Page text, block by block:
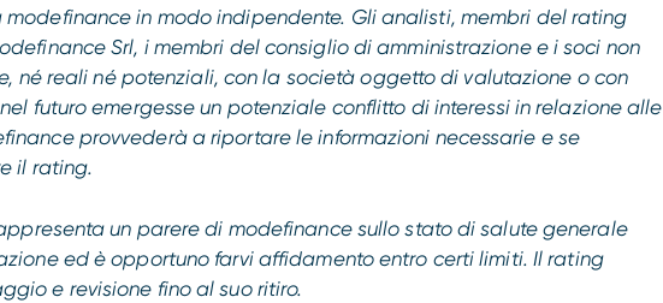
in modo indipendente. Gli analisti, membri del rating
Srl, i membri del consiglio di amministrazione e i soci non
né reali né potenziali, con la società oggetto di valutazione o con
futuro emergesse un potenziale conflitto di interessi in relazione alle
provvederà a riportare le informazioni necessarie e se
il rating.
un parere di modefinance sullo stato di salute generale
ed è opportuno farvi affidamento entro certi limiti. Il rating
e revisione fino al suo ritiro.